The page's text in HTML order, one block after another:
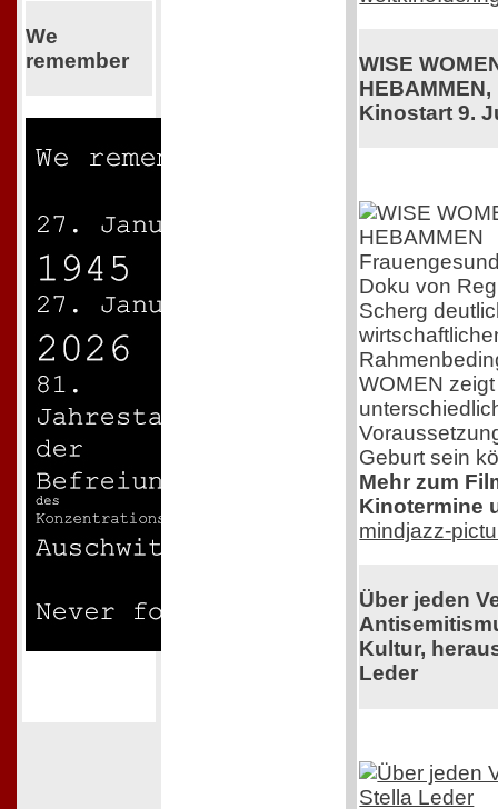
We
remember
WISE
Kinostart 9.
Doku von
Scherg
WOMEN
Geburt sein
Mehr zum
Kinotermine
mindjazz-
Über jeden
Kultur,
Leder